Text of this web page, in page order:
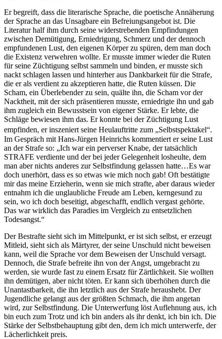
Er begreift, dass die literarische Sprache, die poetische Annäherung
der Sprache an das Unsagbare ein Befreiungsangebot ist. Die
Literatur half ihm durch seine widerstrebenden Empfindungen
zwischen Demütigung, Erniedrigung, Schmerz und der dennoch
empfundenen Lust, den eigenen Körper zu spüren, dem man doch
die Existenz verwehren wollte. Er musste immer wieder die Ruten
für seine Züchtigung selbst sammeln und binden, er musste sich
nackt schlagen lassen und hinterher aus Dankbarkeit für die Strafe,
die er als verdient zu akzeptieren hatte, die Ruten küssen. Die
Scham, ein Überlebender zu sein, quälte ihn, die Scham vor der
Nacktheit, mit der sich präsentieren musste, erniedrigte ihn und gab
ihm zugleich ein Bewusstsein von eigener Stärke. Er lebte, die
Schläge bewiesen ihm das. Er konnte bei der Züchtigung Lust
empfinden, er inszeniert seine Heulauftritte zum „Selbstspektakel“.
Im Gespräch mit Hans-Jürgen Heinrichs kommentiert er seine Lust
an der Strafe so: „Ich war ein perverser Knabe, der tatsächlich
STRAFE verdiente und der bei jeder Gelegenheit losheulte, dem
man aber nichts anderes zur Selbstfindung gelassen hatte…Es war
doch unerhört, dass es so etwas wie mich noch gab! Oft bestätigte
mir das meine Erzieherin, wenn sie mich strafte, aber daraus wieder
entnahm ich die unglaubliche Freude am Leben, kerngesund zu
sein, wo ich doch beseitigt, abgeschafft, endlich vergast gehörte.
Das war wirklich das Paradies im Vergleich zu entsetzlichen
Todesangst.“
Der Bestrafte sieht sich im Mittelpunkt, er ist sich selbst, er erzeugt
Mitleid, sieht sich als Märtyrer, der seine Unschuld nicht beweisen
kann, weil die Sprache vor dem Beweisen der Unschuld versagt.
Dennoch, die Strafe befreite ihn von der Angst, umgebracht zu
werden, sie wurde fast zu einem Ersatz für Zärtlichkeit. Sie wollten
ihn demütigen, aber nicht töten. Er kann sich überhöhen durch die
Unantastbarkeit, die ihn letztlich aus der Strafe heraushebt. Der
Jugendliche gelangt aus der größten Schmach, die ihm angetan
wird, zur Selbstfindung. Die Unterwerfung löst Auflehnung aus, ich
bin euch zum Trotz und ich bin anders als ihr denkt, ich bin ich. Die
Stärke der Selbstbehauptung gibt den, dem ich mich unterwerfe, der
Lächerlichkeit preis.